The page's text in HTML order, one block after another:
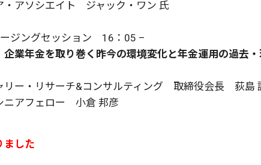
アソシエイト ジャック・ワン 氏
ジングセッション 16：05 –
企業年金を取り巻く昨今の環境変化と年金運用の過去
リー・リサーチ&コンサルティング 取締役会長 荻島
アフェロー 小倉 邦彦
ました